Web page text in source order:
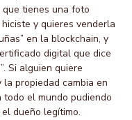
que tienes una foto
y quieres venderla
en la blockchain, y
digital que dice
Si alguien quiere
la propiedad cambia en
todo el mundo pudiendo
dueño legítimo.